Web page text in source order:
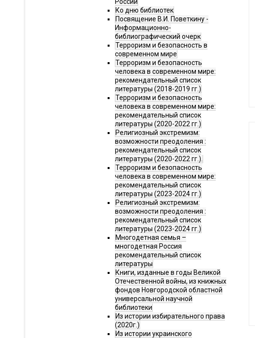
Ко дню библиотек
Посвящение В.И. Поветкину -
Информационно-
библиографический очерк
Терроризм и безопасность в
современном мире
Терроризм и безопасность
человека в современном мире:
рекомендательный список
литературы (2018-2019 гг.)
Терроризм и безопасность
человека в современном мире:
рекомендательный список
литературы (2020-2022 гг.)
Религиозный экстремизм:
возможности преодоления :
рекомендательный список
литературы (2020-2022 гг.).
Терроризм и безопасность
человека в современном мире:
рекомендательный список
литературы (2023-2024 гг.)
Религиозный экстремизм:
возможности преодоления :
рекомендательный список
литературы (2023-2024 гг.)
Многодетная семья –
многодетная Россия
рекомендательный список
литературы
Книги, изданные в годы Великой
Отечественной войны, из книжных
фондов Новгородской областной
универсальной научной
библиотеки
Из истории избирательного права
(2020г.)
Из истории украинского